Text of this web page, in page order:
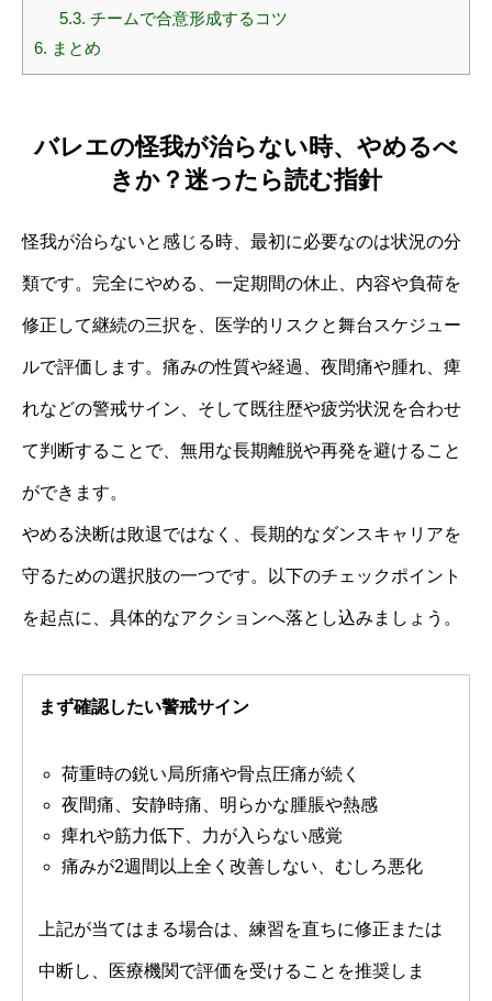
5.3. チームで合意形成するコツ
6. まとめ
バレエの怪我が治らない時、やめるべ
きか？迷ったら読む指針
怪我が治らないと感じる時、最初に必要なのは状況の分
類です。完全にやめる、一定期間の休止、内容や負荷を
修正して継続の三択を、医学的リスクと舞台スケジュー
ルで評価します。痛みの性質や経過、夜間痛や腫れ、痺
れなどの警戒サイン、そして既往歴や疲労状況を合わせ
て判断することで、無用な長期離脱や再発を避けること
ができます。
やめる決断は敗退ではなく、長期的なダンスキャリアを
守るための選択肢の一つです。以下のチェックポイント
を起点に、具体的なアクションへ落とし込みましょう。
まず確認したい警戒サイン
荷重時の鋭い局所痛や骨点圧痛が続く
夜間痛、安静時痛、明らかな腫脹や熱感
痺れや筋力低下、力が入らない感覚
痛みが2週間以上全く改善しない、むしろ悪化
上記が当てはまる場合は、練習を直ちに修正または
中断し、医療機関で評価を受けることを推奨しま